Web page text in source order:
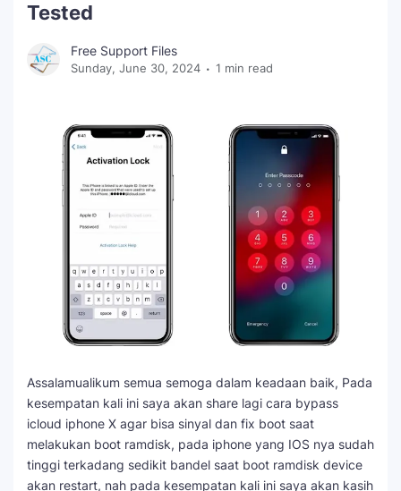
TUTORIAL
FFU UFI
Tested
Free Support Files
Sunday, June 30, 2024 1 min read
Assalamualikum semua semoga dalam keadaan baik, Pada
kesempatan kali ini saya akan share lagi cara bypass
icloud iphone X agar bisa sinyal dan fix boot saat
melakukan boot ramdisk, pada iphone yang IOS nya sudah
tinggi terkadang sedikit bandel saat boot ramdisk device
akan restart, nah pada kesempatan kali ini saya akan kasih